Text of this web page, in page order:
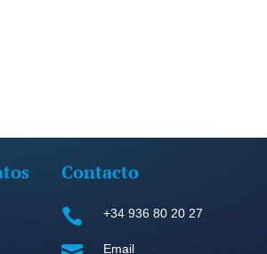
Contacto
 +34 936 80 20 27
Email